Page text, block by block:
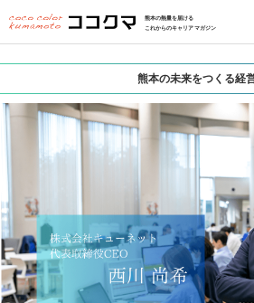
熊本の熱量を届ける
これからのキャリアマガジン
熊本の未来をつくる経